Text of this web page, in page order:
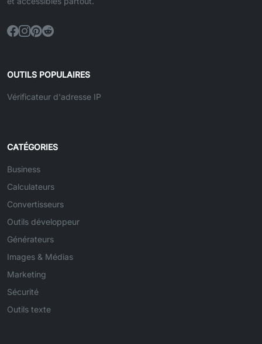
OUTILS POPULAIRES
Vérificateur d'adresse IP
CATÉGORIES
Business
Calculateurs
Convertisseurs
Outils développeur
Générateurs
Images & Médias
Marketing
Sécurité
Outils texte